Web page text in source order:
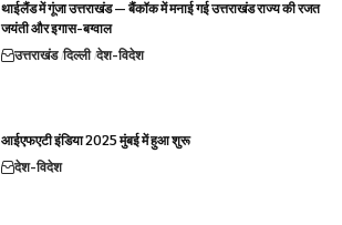
थाईलैंड में गूंजा उत्तराखंड — बैंकॉक में मनाई गई उत्तराखंड राज्य की रजत
जयंती और इगास-बग्वाल
उत्तराखंड दिल्ली देश-विदेश
आईएफएटी इंडिया 2025 मुंबई में हुआ शुरू
देश-विदेश